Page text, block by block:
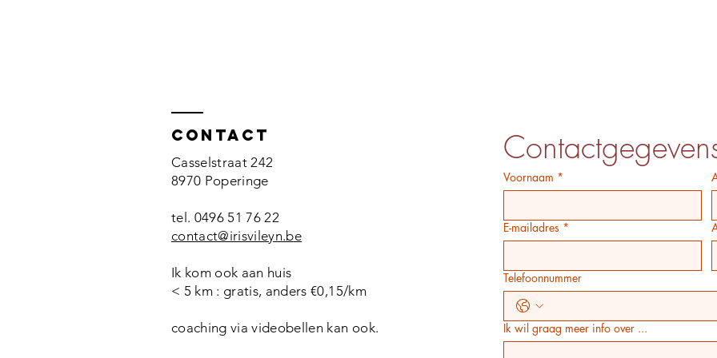
Contact
Casselstraat 242
8970 Poperinge​
tel. 0496 51 76 22​
contact@irisvileyn.be
Ik kom ook aan huis
< 5 km : gratis, anders €0,15/km
coaching via videobellen kan ook.
Voornaam *
E-mailadres *
Telefoonnummer
Ik wil graag meer info over ...